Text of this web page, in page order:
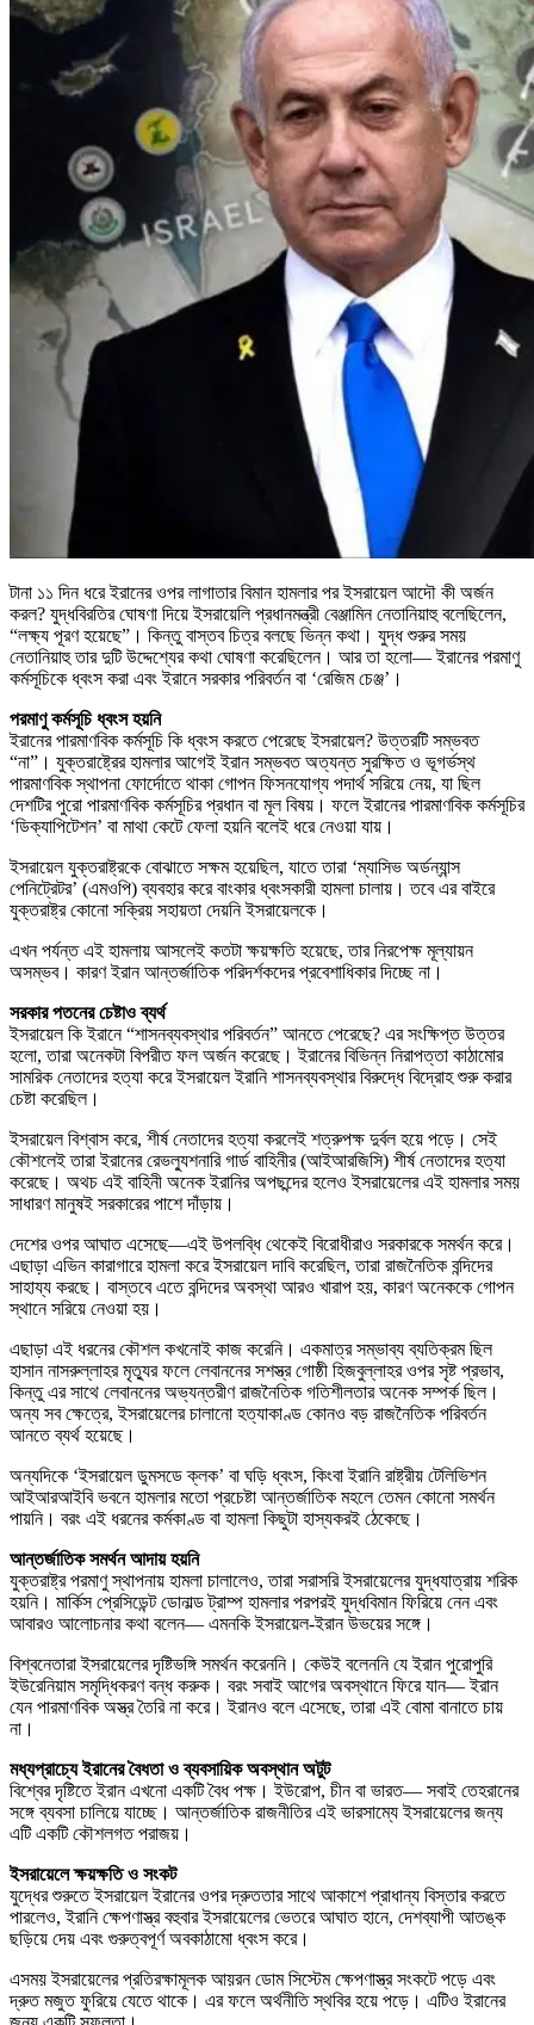
টানা ১১ দিন ধরে ইরানের ওপর লাগাতার বিমান হামলার পর ইসরায়েল আদৌ কী অর্জন
করল? যুদ্ধবিরতির ঘোষণা দিয়ে ইসরায়েলি প্রধানমন্ত্রী বেঞ্জামিন নেতানিয়াহু বলেছিলেন,
“লক্ষ্য পূরণ হয়েছে”। কিন্তু বাস্তব চিত্র বলছে ভিন্ন কথা। যুদ্ধ শুরুর সময়
নেতানিয়াহু তার দুটি উদ্দেশ্যের কথা ঘোষণা করেছিলেন। আর তা হলো— ইরানের পরমাণু
কর্মসূচিকে ধ্বংস করা এবং ইরানে সরকার পরিবর্তন বা ‘রেজিম চেঞ্জ’।
পরমাণু কর্মসূচি ধ্বংস হয়নি
ইরানের পারমাণবিক কর্মসূচি কি ধ্বংস করতে পেরেছে ইসরায়েল? উত্তরটি সম্ভবত
“না”। যুক্তরাষ্ট্রের হামলার আগেই ইরান সম্ভবত অত্যন্ত সুরক্ষিত ও ভূগর্ভস্থ
পারমাণবিক স্থাপনা ফোর্দোতে থাকা গোপন ফিসনযোগ্য পদার্থ সরিয়ে নেয়, যা ছিল
দেশটির পুরো পারমাণবিক কর্মসূচির প্রধান বা মূল বিষয়। ফলে ইরানের পারমাণবিক কর্মসূচির
‘ডিক্যাপিটেশন’ বা মাথা কেটে ফেলা হয়নি বলেই ধরে নেওয়া যায়।
ইসরায়েল যুক্তরাষ্ট্রকে বোঝাতে সক্ষম হয়েছিল, যাতে তারা ‘ম্যাসিভ অর্ডন্যান্স
পেনিট্রেটর’ (এমওপি) ব্যবহার করে বাংকার ধ্বংসকারী হামলা চালায়। তবে এর বাইরে
যুক্তরাষ্ট্র কোনো সক্রিয় সহায়তা দেয়নি ইসরায়েলকে।
এখন পর্যন্ত এই হামলায় আসলেই কতটা ক্ষয়ক্ষতি হয়েছে, তার নিরপেক্ষ মূল্যায়ন
অসম্ভব। কারণ ইরান আন্তর্জাতিক পরিদর্শকদের প্রবেশাধিকার দিচ্ছে না।
সরকার পতনের চেষ্টাও ব্যর্থ
ইসরায়েল কি ইরানে “শাসনব্যবস্থার পরিবর্তন” আনতে পেরেছে? এর সংক্ষিপ্ত উত্তর
হলো, তারা অনেকটা বিপরীত ফল অর্জন করেছে। ইরানের বিভিন্ন নিরাপত্তা কাঠামোর
সামরিক নেতাদের হত্যা করে ইসরায়েল ইরানি শাসনব্যবস্থার বিরুদ্ধে বিদ্রোহ শুরু করার
চেষ্টা করেছিল।
ইসরায়েল বিশ্বাস করে, শীর্ষ নেতাদের হত্যা করলেই শত্রুপক্ষ দুর্বল হয়ে পড়ে। সেই
কৌশলেই তারা ইরানের রেভল্যুশনারি গার্ড বাহিনীর (আইআরজিসি) শীর্ষ নেতাদের হত্যা
করেছে। অথচ এই বাহিনী অনেক ইরানির অপছন্দের হলেও ইসরায়েলের এই হামলার সময়
সাধারণ মানুষই সরকারের পাশে দাঁড়ায়।
দেশের ওপর আঘাত এসেছে—এই উপলব্ধি থেকেই বিরোধীরাও সরকারকে সমর্থন করে।
এছাড়া এভিন কারাগারে হামলা করে ইসরায়েল দাবি করেছিল, তারা রাজনৈতিক বন্দিদের
সাহায্য করছে। বাস্তবে এতে বন্দিদের অবস্থা আরও খারাপ হয়, কারণ অনেককে গোপন
স্থানে সরিয়ে নেওয়া হয়।
এছাড়া এই ধরনের কৌশল কখনোই কাজ করেনি। একমাত্র সম্ভাব্য ব্যতিক্রম ছিল
হাসান নাসরুল্লাহর মৃত্যুর ফলে লেবাননের সশস্ত্র গোষ্ঠী হিজবুল্লাহর ওপর সৃষ্ট প্রভাব,
কিন্তু এর সাথে লেবাননের অভ্যন্তরীণ রাজনৈতিক গতিশীলতার অনেক সম্পর্ক ছিল।
অন্য সব ক্ষেত্রে, ইসরায়েলের চালানো হত্যাকাণ্ড কোনও বড় রাজনৈতিক পরিবর্তন
আনতে ব্যর্থ হয়েছে।
অন্যদিকে ‘ইসরায়েল ডুমসডে ক্লক’ বা ঘড়ি ধ্বংস, কিংবা ইরানি রাষ্ট্রীয় টেলিভিশন
আইআরআইবি ভবনে হামলার মতো প্রচেষ্টা আন্তর্জাতিক মহলে তেমন কোনো সমর্থন
পায়নি। বরং এই ধরনের কর্মকাণ্ড বা হামলা কিছুটা হাস্যকরই ঠেকেছে।
আন্তর্জাতিক সমর্থন আদায় হয়নি
যুক্তরাষ্ট্র পরমাণু স্থাপনায় হামলা চালালেও, তারা সরাসরি ইসরায়েলের যুদ্ধযাত্রায় শরিক
হয়নি। মার্কিস প্রেসিডেন্ট ডোনাল্ড ট্রাম্প হামলার পরপরই যুদ্ধবিমান ফিরিয়ে নেন এবং
আবারও আলোচনার কথা বলেন— এমনকি ইসরায়েল-ইরান উভয়ের সঙ্গে।
বিশ্বনেতারা ইসরায়েলের দৃষ্টিভঙ্গি সমর্থন করেননি। কেউই বলেননি যে ইরান পুরোপুরি
ইউরেনিয়াম সমৃদ্ধিকরণ বন্ধ করুক। বরং সবাই আগের অবস্থানে ফিরে যান— ইরান
যেন পারমাণবিক অস্ত্র তৈরি না করে। ইরানও বলে এসেছে, তারা এই বোমা বানাতে চায়
না।
মধ্যপ্রাচ্যে ইরানের বৈধতা ও ব্যবসায়িক অবস্থান অটুট
বিশ্বের দৃষ্টিতে ইরান এখনো একটি বৈধ পক্ষ। ইউরোপ, চীন বা ভারত— সবাই তেহরানের
সঙ্গে ব্যবসা চালিয়ে যাচ্ছে। আন্তর্জাতিক রাজনীতির এই ভারসাম্যে ইসরায়েলের জন্য
এটি একটি কৌশলগত পরাজয়।
ইসরায়েলে ক্ষয়ক্ষতি ও সংকট
যুদ্ধের শুরুতে ইসরায়েল ইরানের ওপর দ্রুততার সাথে আকাশে প্রাধান্য বিস্তার করতে
পারলেও, ইরানি ক্ষেপণাস্ত্র বহুবার ইসরায়েলের ভেতরে আঘাত হানে, দেশব্যাপী আতঙ্ক
ছড়িয়ে দেয় এবং গুরুত্বপূর্ণ অবকাঠামো ধ্বংস করে।
এসময় ইসরায়েলের প্রতিরক্ষামূলক আয়রন ডোম সিস্টেম ক্ষেপণাস্ত্র সংকটে পড়ে এবং
দ্রুত মজুত ফুরিয়ে যেতে থাকে। এর ফলে অর্থনীতি স্থবির হয়ে পড়ে। এটিও ইরানের